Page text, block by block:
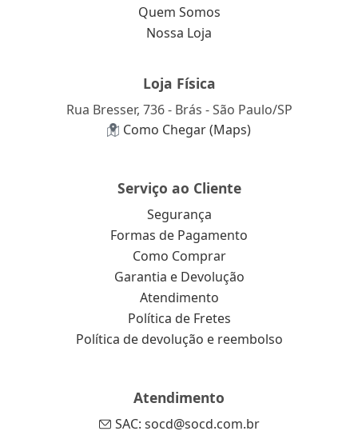
Quem Somos
Nossa Loja
Loja Física
Rua Bresser, 736 - Brás - São Paulo/SP
Como Chegar (Maps)
Serviço ao Cliente
Segurança
Formas de Pagamento
Como Comprar
Garantia e Devolução
Atendimento
Política de Fretes
Política de devolução e reembolso
Atendimento
SAC: socd@socd.com.br